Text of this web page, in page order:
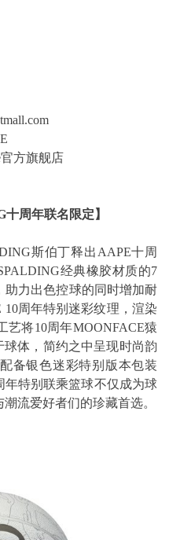
方旗舰店
十周年联名限定】
斯伯丁释出AAPE十周
经典橡胶材质的7
力出色控球的同时增加耐
周年特别迷彩纹理，渲染
艺将10周年MOONFACE猿
体，简约之中呈现时尚韵
备银色迷彩特别版本包装
年特别联乘篮球不仅成为球
流爱好者们的珍藏首选。